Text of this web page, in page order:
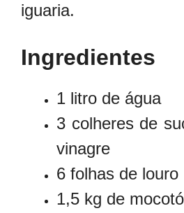
iguaria.
Ingredientes
1 litro de água
3 colheres de
vinagre
6 folhas de louro
1,5 kg de mocotó